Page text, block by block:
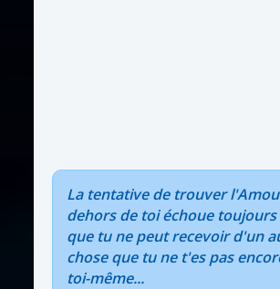
La tentative de trouver
dehors de toi échoue toujours
que tu ne peut recevoir d'un
chose que tu ne t'es pas
toi-même...